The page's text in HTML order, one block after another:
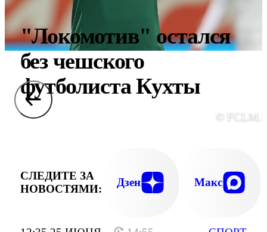
"Локомотив" остался
без чешского
футболиста Кухты
©
СЛЕДИТЕ ЗА
НОВОСТЯМИ:
Дзен Макс